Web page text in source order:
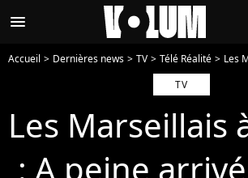
menu
Accueil Dernières news TV Télé Réalité
Les Marseillais
TV
Les Marseillais
: A peine